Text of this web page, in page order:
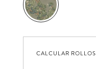
CALCULAR ROLLOS